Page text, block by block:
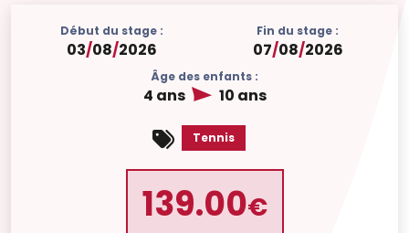
Début du stage :
03/08/2026
Fin du stage :
07/08/2026
Âge des enfants :
4 ans 10 ans
Tennis
139.00€